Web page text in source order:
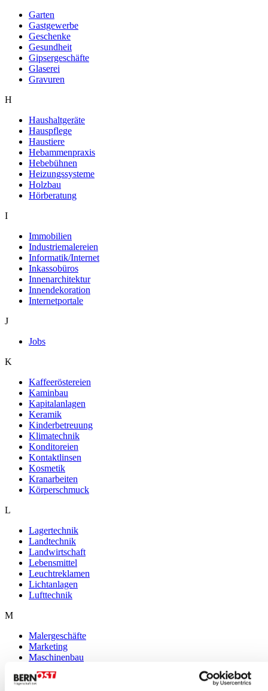
Garten
Gastgewerbe
Geschenke
Gesundheit
Gipsergeschäfte
Glaserei
Gravuren
H
Haushaltgeräte
Hauspflege
Haustiere
Hebammenpraxis
Hebebühnen
Heizungssysteme
Holzbau
Hörberatung
I
Immobilien
Industriemalereien
Informatik/Internet
Inkassobüros
Innenarchitektur
Innendekoration
Internetportale
J
Jobs
K
Kaffeeröstereien
Kaminbau
Kapitalanlagen
Keramik
Kinderbetreuung
Klimatechnik
Konditoreien
Kontaktlinsen
Kosmetik
Kranarbeiten
Körperschmuck
L
Lagertechnik
Landtechnik
Landwirtschaft
Lebensmittel
Leuchtreklamen
Lichtanlagen
Lufttechnik
M
Malergeschäfte
Marketing
Maschinenbau
Metallbau